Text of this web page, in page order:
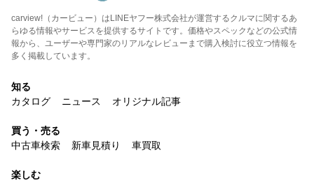
carview!（カービュー）はLINEヤフー株式会社が運営するクルマに関するあ
らゆる情報やサービスを提供するサイトです。価格やスペックなどの公式情
報から、ユーザーや専門家のリアルなレビューまで購入検討に役立つ情報を
多く掲載しています。
知る
カタログ
ニュース オリジナル記事
買う・売る
中古車検索
新車見積り 車買取
楽しむ